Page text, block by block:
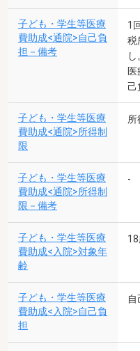
子ども・学生等医療
費助成<通院>自己負
担－備考
1
税
己
子ども・学生等医療
費助成<通院>所得制
限
所
子ども・学生等医療
費助成<通院>所得制
限－備考
-
子ども・学生等医療
費助成<入院>対象年
齢
子ども・学生等医療
費助成<入院>自己負
担
自